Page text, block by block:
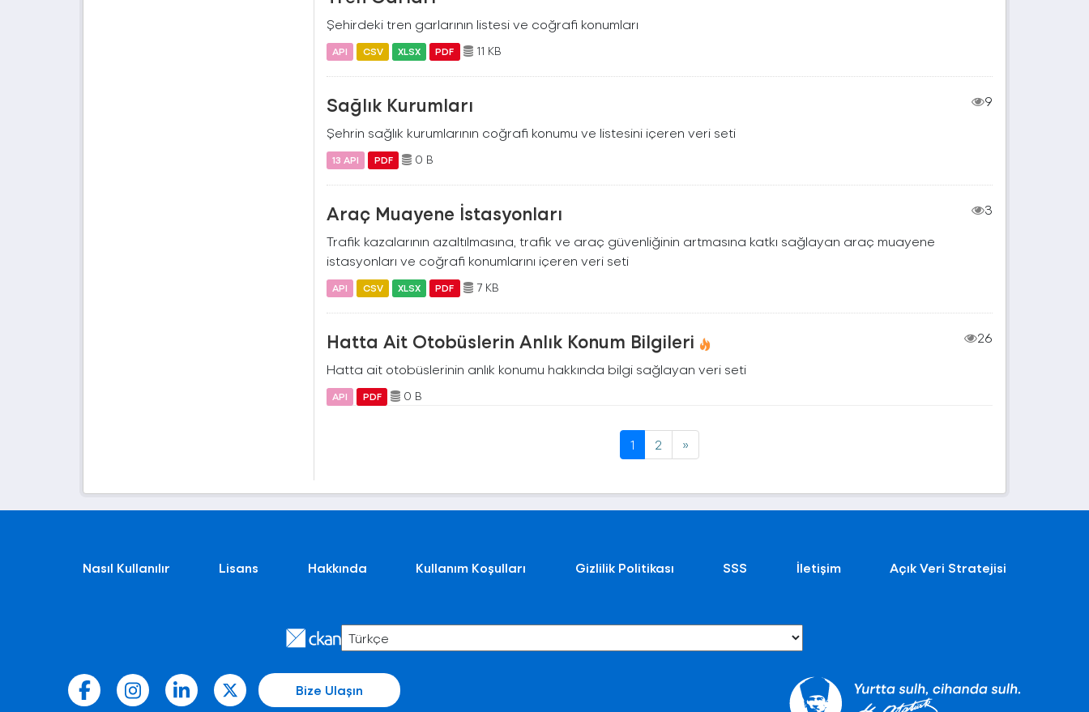
Şehirdeki tren garlarının listesi ve coğrafi konumları
API CSV XLSX PDF 11 KB
Sağlık Kurumları
9
Şehrin sağlık kurumlarının coğrafi konumu ve listesini içeren veri seti
13 API PDF 0 B
Araç Muayene İstasyonları
3
Trafik kazalarının azaltılmasına, trafik ve araç güvenliğinin artmasına katkı sağlayan araç muayene
istasyonları ve coğrafi konumlarını içeren veri seti
API CSV XLSX PDF 7 KB
Hatta Ait Otobüslerin Anlık Konum Bilgileri
26
Hatta ait otobüslerinin anlık konumu hakkında bilgi sağlayan veri seti
API PDF 0 B
1 2 »
Nasıl Kullanılır Lisans Hakkında Kullanım Koşulları Gizlilik Politikası SSS İletişim Açık Veri Stratejisi
Bize Ulaşın